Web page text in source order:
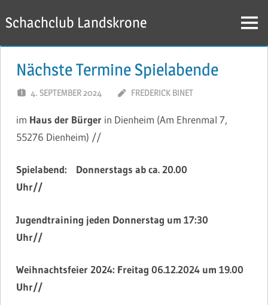
Inhalt
springen
Schachclub Landskrone Menü
Nächste Termine Spielabende
4. SEPTEMBER 2024 FREDERICK BINET
im Haus der Bürgerin Dienheim (Am Ehrenmal 7,
55276 Dienheim) //
Spielabend: Donnerstags ab ca. 20.00
Uhr//
Jugendtraining jeden Donnerstag um 17:30
Uhr//
Weihnachtsfeier 2024: Freitag 06.12.2024 um 19.00
Uhr//